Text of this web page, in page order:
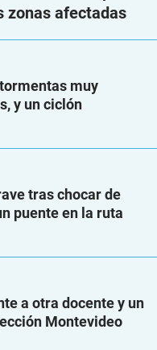
zonas afectadas
muy
y un ciclón
tras chocar de
puente en la ruta
a otra docente y un
Montevideo